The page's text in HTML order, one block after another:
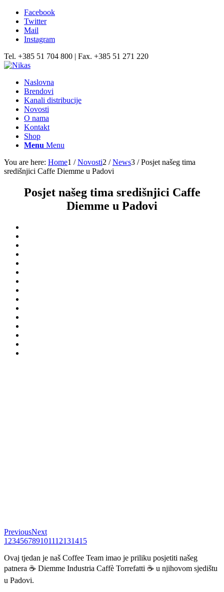
Facebook
Twitter
Mail
Instagram
Tel. +385 51 704 800 | Fax. +385 51 271 220
Naslovna
Brendovi
Kanali distribucije
Novosti
O nama
Kontakt
Shop
Menu Menu
You are here: Home1 / Novosti2 / News3 / Posjet našeg tima
središnjici Caffe Diemme u Padovi
Posjet našeg tima središnjici Caffe
Diemme u Padovi
PreviousNext
1 23456789101112131415
Ovaj tjedan je naš Coffee Team imao je priliku posjetiti našeg
patnera ☕ Diemme Industria Caffè Torrefatti ☕ u njihovom sjedištu
u Padovi.